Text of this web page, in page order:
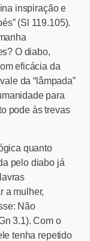
inspiração e
(Sl 119.105).
O diabo,
eficácia da
da “lâmpada”
para
pode às trevas
quanto
pelo diabo já
a mulher,
Não
3.1). Com o
tenha repetido